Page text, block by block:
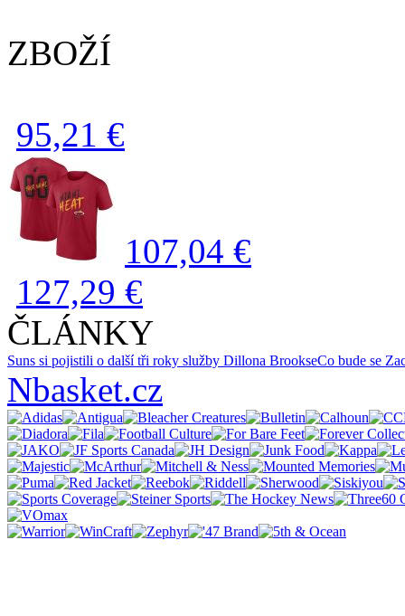
ZBOŽÍ
95,21 €
107,04 €
127,29 €
ČLÁNKY
Suns si pojistili o další tři roky služby Dillona BrookseCo bude se
Nbasket.cz